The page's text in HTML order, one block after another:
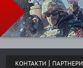
КОНТАКТИ | ПАРТНЕРИ